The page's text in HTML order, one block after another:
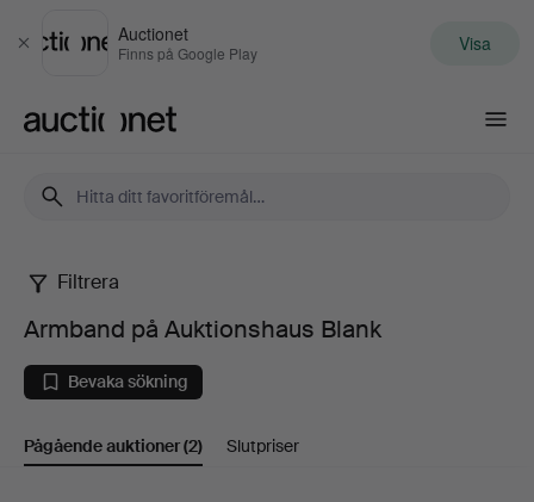
Stäng
Auctionet
Finns på Google Play Visa
Armband
på
Auktionshaus
Blank
Filtrera
Armband på Auktionshaus Blank
Bevaka sökning
Pågående auktioner(2) Slutpriser